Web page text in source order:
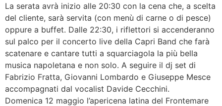
La serata avrà inizio alle 20:30 con la cena che, a scelta
del cliente, sarà servita (con menù di carne o di pesce)
oppure a buffet. Dalle 22:30, i riflettori si accenderanno
sul palco per il concerto live della Capri Band che farà
scatenare e cantare tutti a squarciagola la più bella
musica napoletana e non solo. A seguire il dj set di
Fabrizio Fratta, Giovanni Lombardo e Giuseppe Mesce
accompagnati dal vocalist Davide Cecchini.
Domenica 12 maggio l’apericena latina del Frontemare